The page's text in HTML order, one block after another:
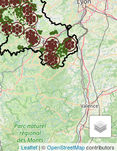
de la Verrerie
Montsupt
Forez / Réserve de Biterne
et du Pas de Riot
Leaflet| ©OpenStreetMapcontributors